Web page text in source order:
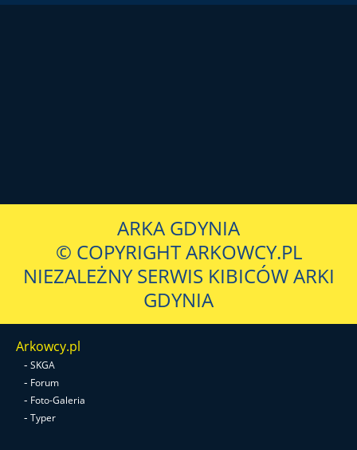
ARKA GDYNIA
© COPYRIGHT ARKOWCY.PL
NIEZALEŻNY SERWIS KIBICÓW ARKI
GDYNIA
Arkowcy.pl
- SKGA
- Forum
- Foto-Galeria
- Typer